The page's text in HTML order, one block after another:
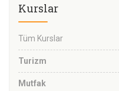
Kurslar
Tüm Kurslar
Turizm
Mutfak